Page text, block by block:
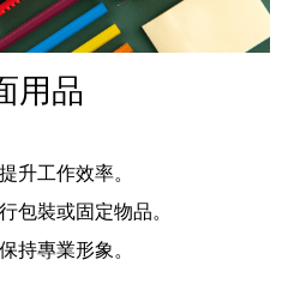
用品
升工作效率。
包裝或固定物品。
持專業形象。